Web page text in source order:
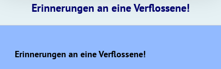
Erinnerungen an eine Verflossene!
Erinnerungen an eine Verflossene!